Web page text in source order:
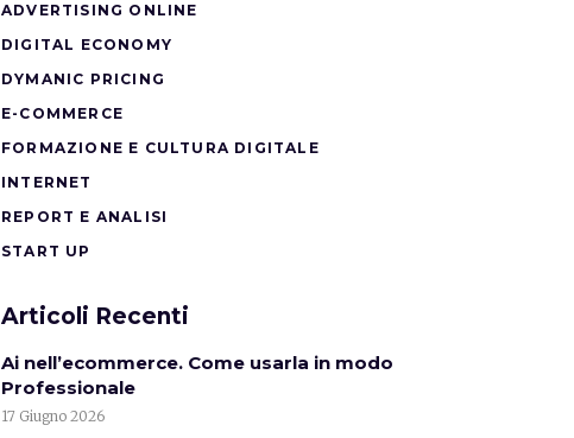
ADVERTISING ONLINE
DIGITAL ECONOMY
DYMANIC PRICING
E-COMMERCE
FORMAZIONE E CULTURA DIGITALE
INTERNET
REPORT E ANALISI
START UP
Articoli Recenti
Ai nell’ecommerce. Come usarla in modo
Professionale
17 Giugno 2026